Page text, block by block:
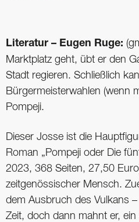
Literatur – Eugen Ruge:
Marktplatz geht, übt er den
Stadt regieren. Schließlich
Bürgermeisterwahlen (wenn
Pompeji.
Dieser Josse ist die
Roman „Pompeji oder Die
2023, 368 Seiten, 27,50
zeitgenössischer Mensch.
dem Ausbruch des Vulkans
Zeit, doch dann mahnt er,